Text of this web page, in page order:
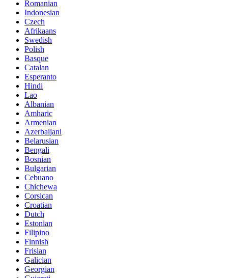
Romanian
Indonesian
Czech
Afrikaans
Swedish
Polish
Basque
Catalan
Esperanto
Hindi
Lao
Albanian
Amharic
Armenian
Azerbaijani
Belarusian
Bengali
Bosnian
Bulgarian
Cebuano
Chichewa
Corsican
Croatian
Dutch
Estonian
Filipino
Finnish
Frisian
Galician
Georgian